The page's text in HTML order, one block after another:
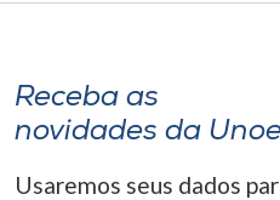
Receba as
novidades da
Usaremos seus dados